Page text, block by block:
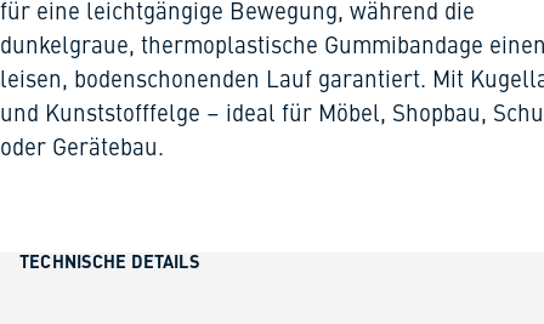
für eine leichtgängige Bewegung, während die
dunkelgraue, thermoplastische Gummibandage
leisen, bodenschonenden Lauf garantiert. Mit
und Kunststofffelge – ideal für Möbel, Shopbau,
oder Gerätebau.
TECHNISCHE DETAILS